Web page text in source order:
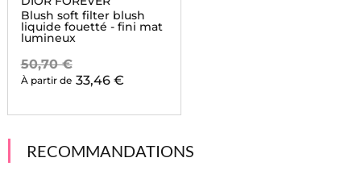
Blush soft filter blush
liquide fouetté - fini mat
lumineux
50,70 €
À partir de 33,46 €
RECOMMANDATIONS